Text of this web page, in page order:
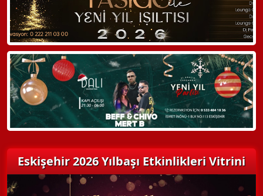
Hemen Arayın
Detaylı Bilgi Alın
Eskişehir 2026 Yılbaşı Etkinlikleri Vitrini